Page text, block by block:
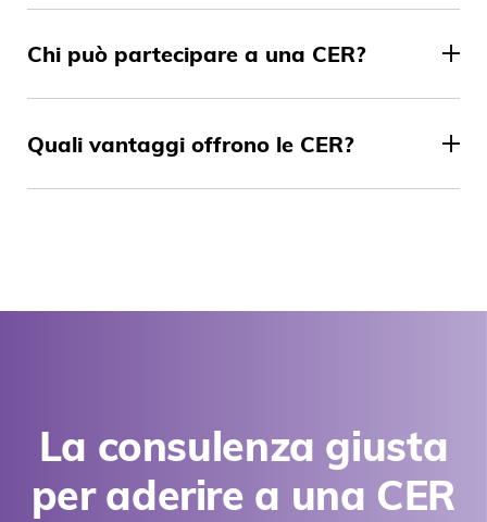
Chi può partecipare a una CER?
Quali vantaggi offrono le CER?
La consulenza giusta
per aderire a una CER